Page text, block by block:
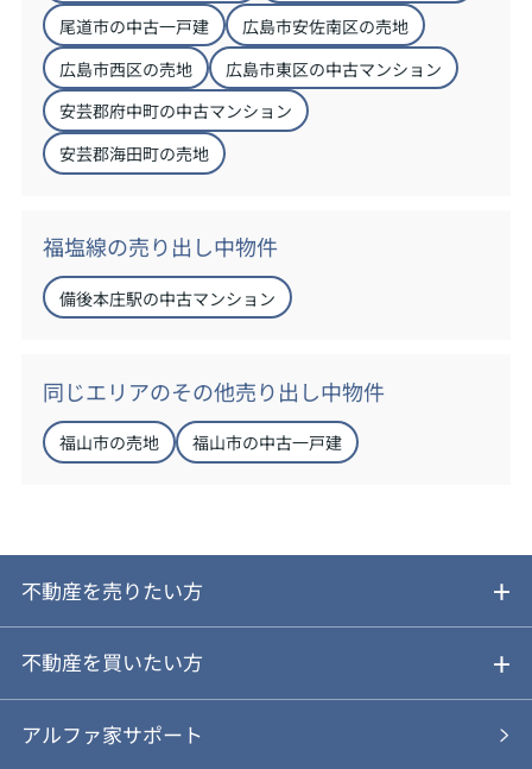
尾道市の中古一戸建
広島市安佐南区の売地
広島市西区の売地
広島市東区の中古マンション
安芸郡府中町の中古マンション
安芸郡海田町の売地
福塩線の売り出し中物件
備後本庄駅の中古マンション
同じエリアのその他売り出し中物件
福山市の売地 福山市の中古一戸建
不動産を売りたい方
ご売却ガイド
ご売却の流れ
不動産を買いたい方
ご購入ガイド
アルファ家サポート